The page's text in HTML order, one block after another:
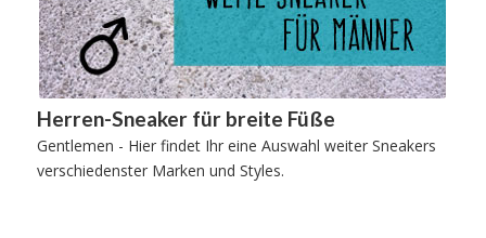
Herren-Sneaker für breite Füße
Gentlemen - Hier findet Ihr eine Auswahl weiter Sneakers
verschiedenster Marken und Styles.